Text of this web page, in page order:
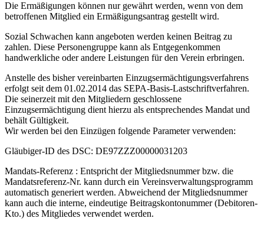
Die Ermäßigungen können nur gewährt werden, wenn von dem
betroffenen Mitglied ein Ermäßigungsantrag gestellt wird.
Sozial Schwachen kann angeboten werden keinen Beitrag zu
zahlen. Diese Personengruppe kann als Entgegenkommen
handwerkliche oder andere Leistungen für den Verein erbringen.
Anstelle des bisher vereinbarten Einzugsermächtigungsverfahrens
erfolgt seit dem 01.02.2014 das SEPA-Basis-Lastschriftverfahren.
Die seinerzeit mit den Mitgliedern geschlossene
Einzugsermächtigung dient hierzu als entsprechendes Mandat und
behält Gültigkeit.
Wir werden bei den Einzügen folgende Parameter verwenden:
Gläubiger-ID des DSC: DE97ZZZ00000031203
Mandats-Referenz : Entspricht der Mitgliedsnummer bzw. die
Mandatsreferenz-Nr. kann durch ein Vereinsverwaltungsprogramm
automatisch generiert werden. Abweichend der Mitgliedsnummer
kann auch die interne, eindeutige Beitragskontonummer (Debitoren-
Kto.) des Mitgliedes verwendet werden.